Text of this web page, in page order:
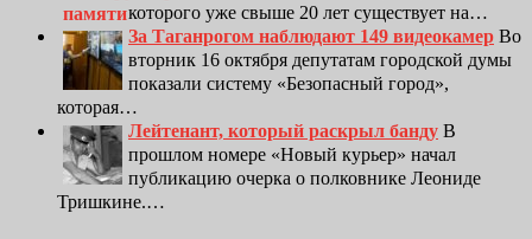
которого уже свыше 20 лет существует на…
За Таганрогом наблюдают 149 видеокамер Во
вторник 16 октября депутатам городской думы
показали систему «Безопасный город»,
которая…
Лейтенант, который раскрыл банду В
прошлом номере «Новый курьер» начал
публикацию очерка о полковнике Леониде
Тришкине.…